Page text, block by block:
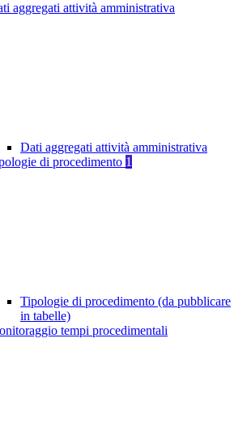
aggregati attività amministrativa
Dati aggregati attività amministrativa
di procedimento 1
Tipologie di procedimento (da pubblicare
in tabelle)
tempi procedimentali